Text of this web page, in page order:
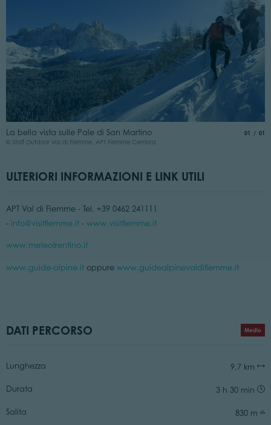
La bella vista sulle Pale di San Martino
© Staff Outdoor Val di Fiemme, APT Fiemme Cembra
01 di
01
ULTERIORI INFORMAZIONI E LINK UTILI
APT Val di Fiemme - Tel. +39 0462 241111
- info@visitfiemme.it- www.visitfiemme.it
www.meteotrentino.it
www.guide-alpine.itoppure www.guidealpinevaldifiemme.it
DATI PERCORSO Medio
Lunghezza 9,7 km
Durata 3 h 30 min
Salita 830 m